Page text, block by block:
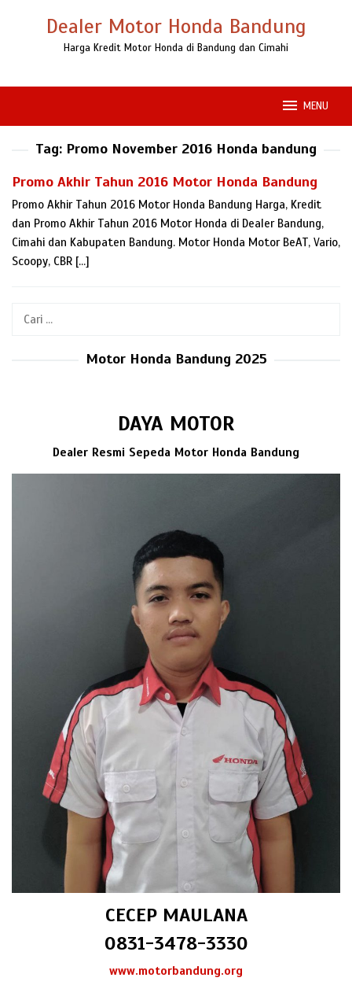
Dealer Motor Honda Bandung
Harga Kredit Motor Honda di Bandung dan Cimahi
MENU
Tag: Promo November 2016 Honda bandung
Promo Akhir Tahun 2016 Motor Honda Bandung
Promo Akhir Tahun 2016 Motor Honda Bandung Harga, Kredit
dan Promo Akhir Tahun 2016 Motor Honda di Dealer Bandung,
Cimahi dan Kabupaten Bandung. Motor Honda Motor BeAT, Vario,
Scoopy, CBR […]
Cari
Motor Honda Bandung 2025
DAYA MOTOR
Dealer Resmi Sepeda Motor Honda Bandung
CECEP MAULANA
0831-3478-3330
www.motorbandung.org